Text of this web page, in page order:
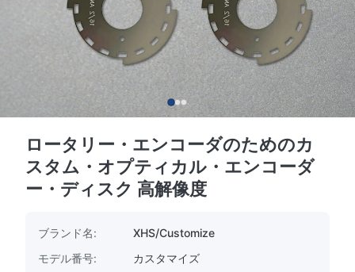
ロータリー・エンコーダのためのカ
スタム・オプティカル・エンコーダ
ー・ディスク 高解像度
ブランド名:
XHS/Customize
モデル番号:
カスタマイズ